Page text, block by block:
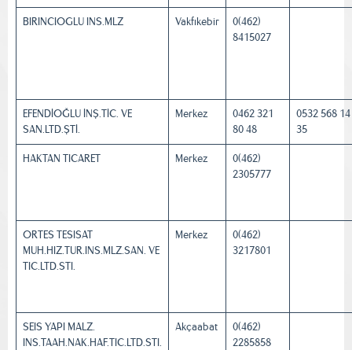
BIRINCIOGLU INS.MLZ Vakfıkebir
0(462)
8415027
EFENDİOĞLU İNŞ.TİC. VE
SAN.LTD.ŞTİ.
Merkez
0462 321
80 48
0532 568 14
35
HAKTAN TICARET Merkez
0(462)
2305777
ORTES TESISAT
MUH.HIZ.TUR.INS.MLZ.SAN. VE
TIC.LTD.STI.
Merkez
0(462)
3217801
SEIS YAPI MALZ.
INS.TAAH.NAK.HAF.TIC.LTD.STI.
Akçaabat
0(462)
2285858